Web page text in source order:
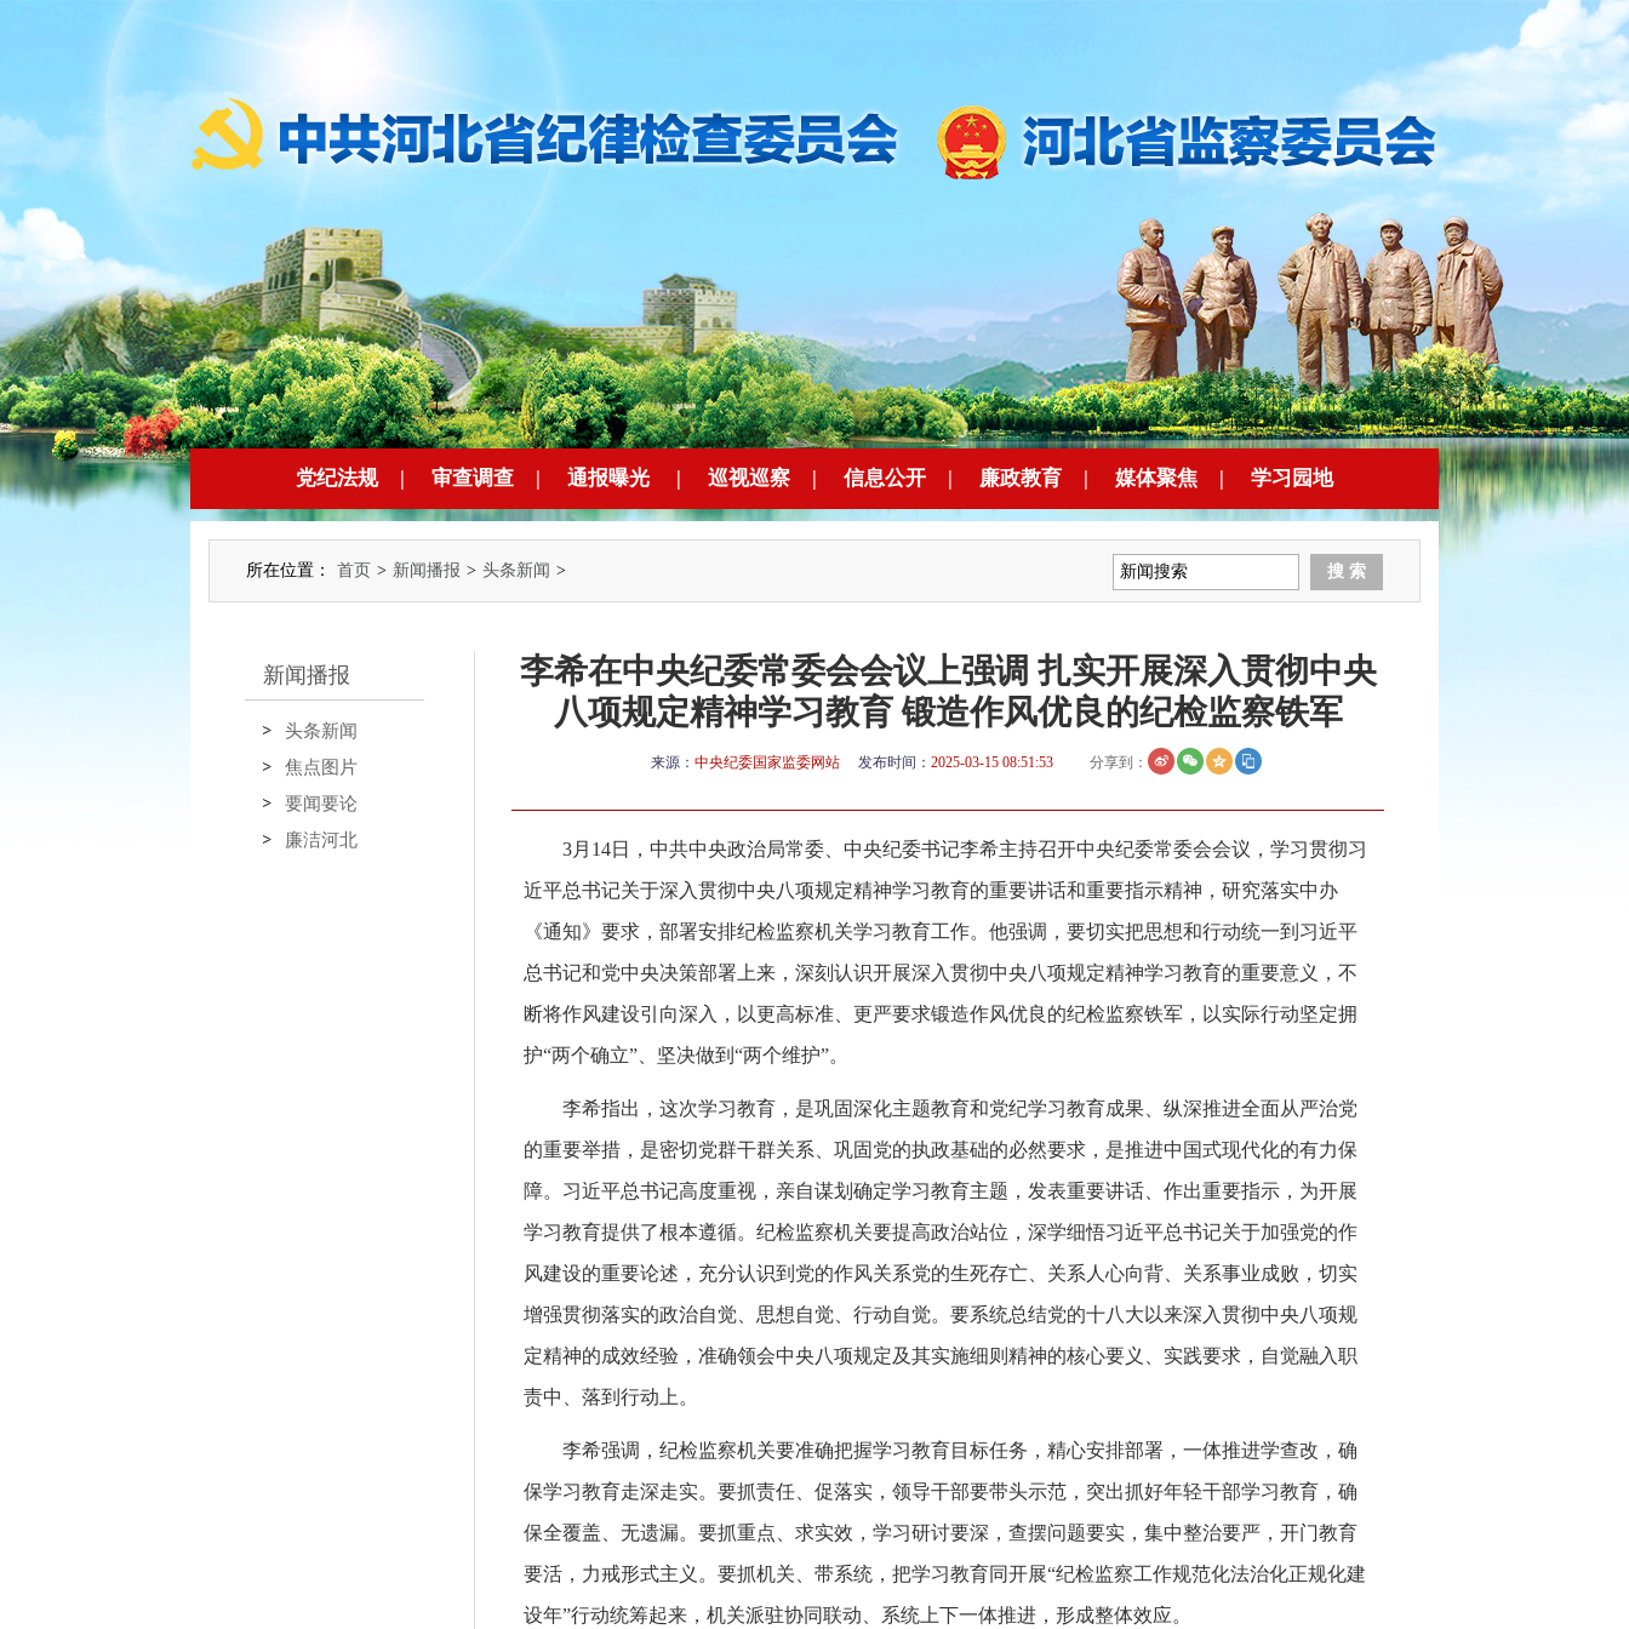
党纪法规 | 审查调查 | 通报曝光 | 巡视巡察 | 信息公开 | 廉政教育 | 媒体聚焦 | 学习园地
所在位置： 首页 > 新闻播报 > 头条新闻 >
新闻播报
头条新闻
焦点图片
要闻要论
廉洁河北
李希在中央纪委常委会会议上强调 扎实开展深入贯彻中央
八项规定精神学习教育 锻造作风优良的纪检监察铁军
来源： 中央纪委国家监委网站 发布时间： 2025-03-15 08:51:53 分享到：
3月14日，中共中央政治局常委、中央纪委书记李希主持召开中央纪委常委会会议，学习贯彻习
近平总书记关于深入贯彻中央八项规定精神学习教育的重要讲话和重要指示精神，研究落实中办
《通知》要求，部署安排纪检监察机关学习教育工作。他强调，要切实把思想和行动统一到习近平
总书记和党中央决策部署上来，深刻认识开展深入贯彻中央八项规定精神学习教育的重要意义，不
断将作风建设引向深入，以更高标准、更严要求锻造作风优良的纪检监察铁军，以实际行动坚定拥
护“两个确立”、坚决做到“两个维护”。
李希指出，这次学习教育，是巩固深化主题教育和党纪学习教育成果、纵深推进全面从严治党
的重要举措，是密切党群干群关系、巩固党的执政基础的必然要求，是推进中国式现代化的有力保
障。习近平总书记高度重视，亲自谋划确定学习教育主题，发表重要讲话、作出重要指示，为开展
学习教育提供了根本遵循。纪检监察机关要提高政治站位，深学细悟习近平总书记关于加强党的作
风建设的重要论述，充分认识到党的作风关系党的生死存亡、关系人心向背、关系事业成败，切实
增强贯彻落实的政治自觉、思想自觉、行动自觉。要系统总结党的十八大以来深入贯彻中央八项规
定精神的成效经验，准确领会中央八项规定及其实施细则精神的核心要义、实践要求，自觉融入职
责中、落到行动上。
李希强调，纪检监察机关要准确把握学习教育目标任务，精心安排部署，一体推进学查改，确
保学习教育走深走实。要抓责任、促落实，领导干部要带头示范，突出抓好年轻干部学习教育，确
保全覆盖、无遗漏。要抓重点、求实效，学习研讨要深，查摆问题要实，集中整治要严，开门教育
要活，力戒形式主义。要抓机关、带系统，把学习教育同开展“纪检监察工作规范化法治化正规化建
设年”行动统筹起来，机关派驻协同联动、系统上下一体推进，形成整体效应。